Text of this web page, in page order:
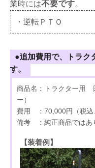
業時には不要です。
・逆転ＰＴＯ
●追加費用で、トラ
す。
商品名：トラクター用
ー）
費用 ：70,000円（税込
備考 ：純正商品ではあ
【装着例】